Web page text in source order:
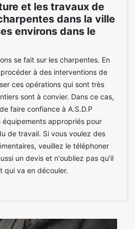
et les travaux de
dans la ville
environs dans le
se fait sur les charpentes. En
à des interventions de
ces opérations qui sont très
sont à convier. Dans ce cas,
faire confiance à A.S.D.P
équipements appropriés pour
de travail. Si vous voulez des
veuillez le téléphoner
un devis et n'oubliez pas qu'il
qui va en découler.